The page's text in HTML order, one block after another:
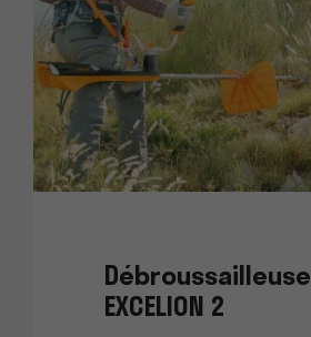
Débroussailleuse
EXCELION 2